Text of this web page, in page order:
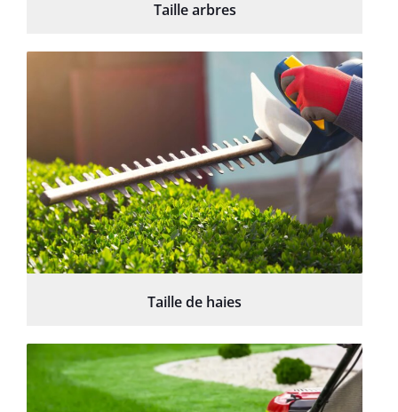
Taille arbres
Taille de haies